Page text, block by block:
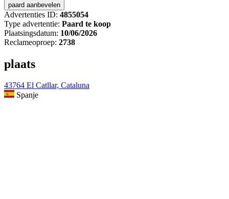
Advertenties ID: 4855054
Type advertentie: Paard te koop
Plaatsingsdatum: 10/06/2026
Reclameoproep: 2738
plaats
43764 El Catllar, Cataluna
Spanje